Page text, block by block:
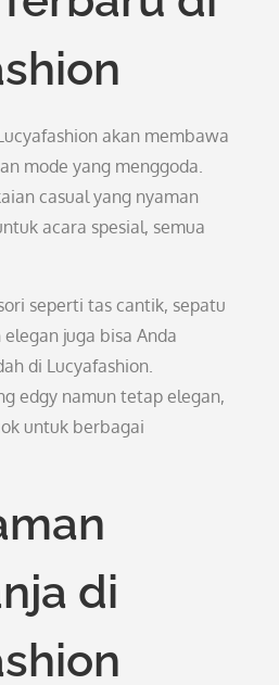
akan membawa
mode yang menggoda.
casual yang nyaman
acara spesial, semua
seperti tas cantik, sepatu
juga bisa Anda
di Lucyafashion.
edgy namun tetap elegan,
untuk berbagai
di